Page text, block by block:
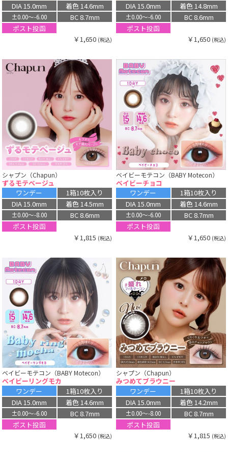
DIA 15.0mm
着色 14.6mm
±0.00〜-6.00
BC 8.7mm
ポスト投函
￥1,650 (税込)
DIA 15.0mm
着色 14.8mm
±0.00〜-6.00
BC 8.6mm
ポスト投函
￥1,650 (税込)
シャプン（Chapun）
ずるモテベージュ
ワンデー
1箱10枚入り
DIA 15.0mm
着色 14.5mm
±0.00〜-8.00
BC 8.6mm
ポスト投函
￥1,815 (税込)
ベイビーモテコン（BABY Motecon）
ベイビーチョコ
ワンデー
1箱10枚入り
DIA 15.0mm
着色 14.6mm
±0.00〜-6.00
BC 8.7mm
ポスト投函
￥1,650 (税込)
ベイビーモテコン（BABY Motecon）
ベイビーリングモカ
ワンデー
1箱10枚入り
DIA 15.0mm
着色 14.6mm
±0.00〜-6.00
BC 8.7mm
ポスト投函
￥1,650 (税込)
シャプン（Chapun）
みつめてブラウニー
ワンデー
1箱10枚入り
DIA 15.0mm
着色 14.2mm
±0.00〜-8.00
BC 8.7mm
ポスト投函
￥1,815 (税込)